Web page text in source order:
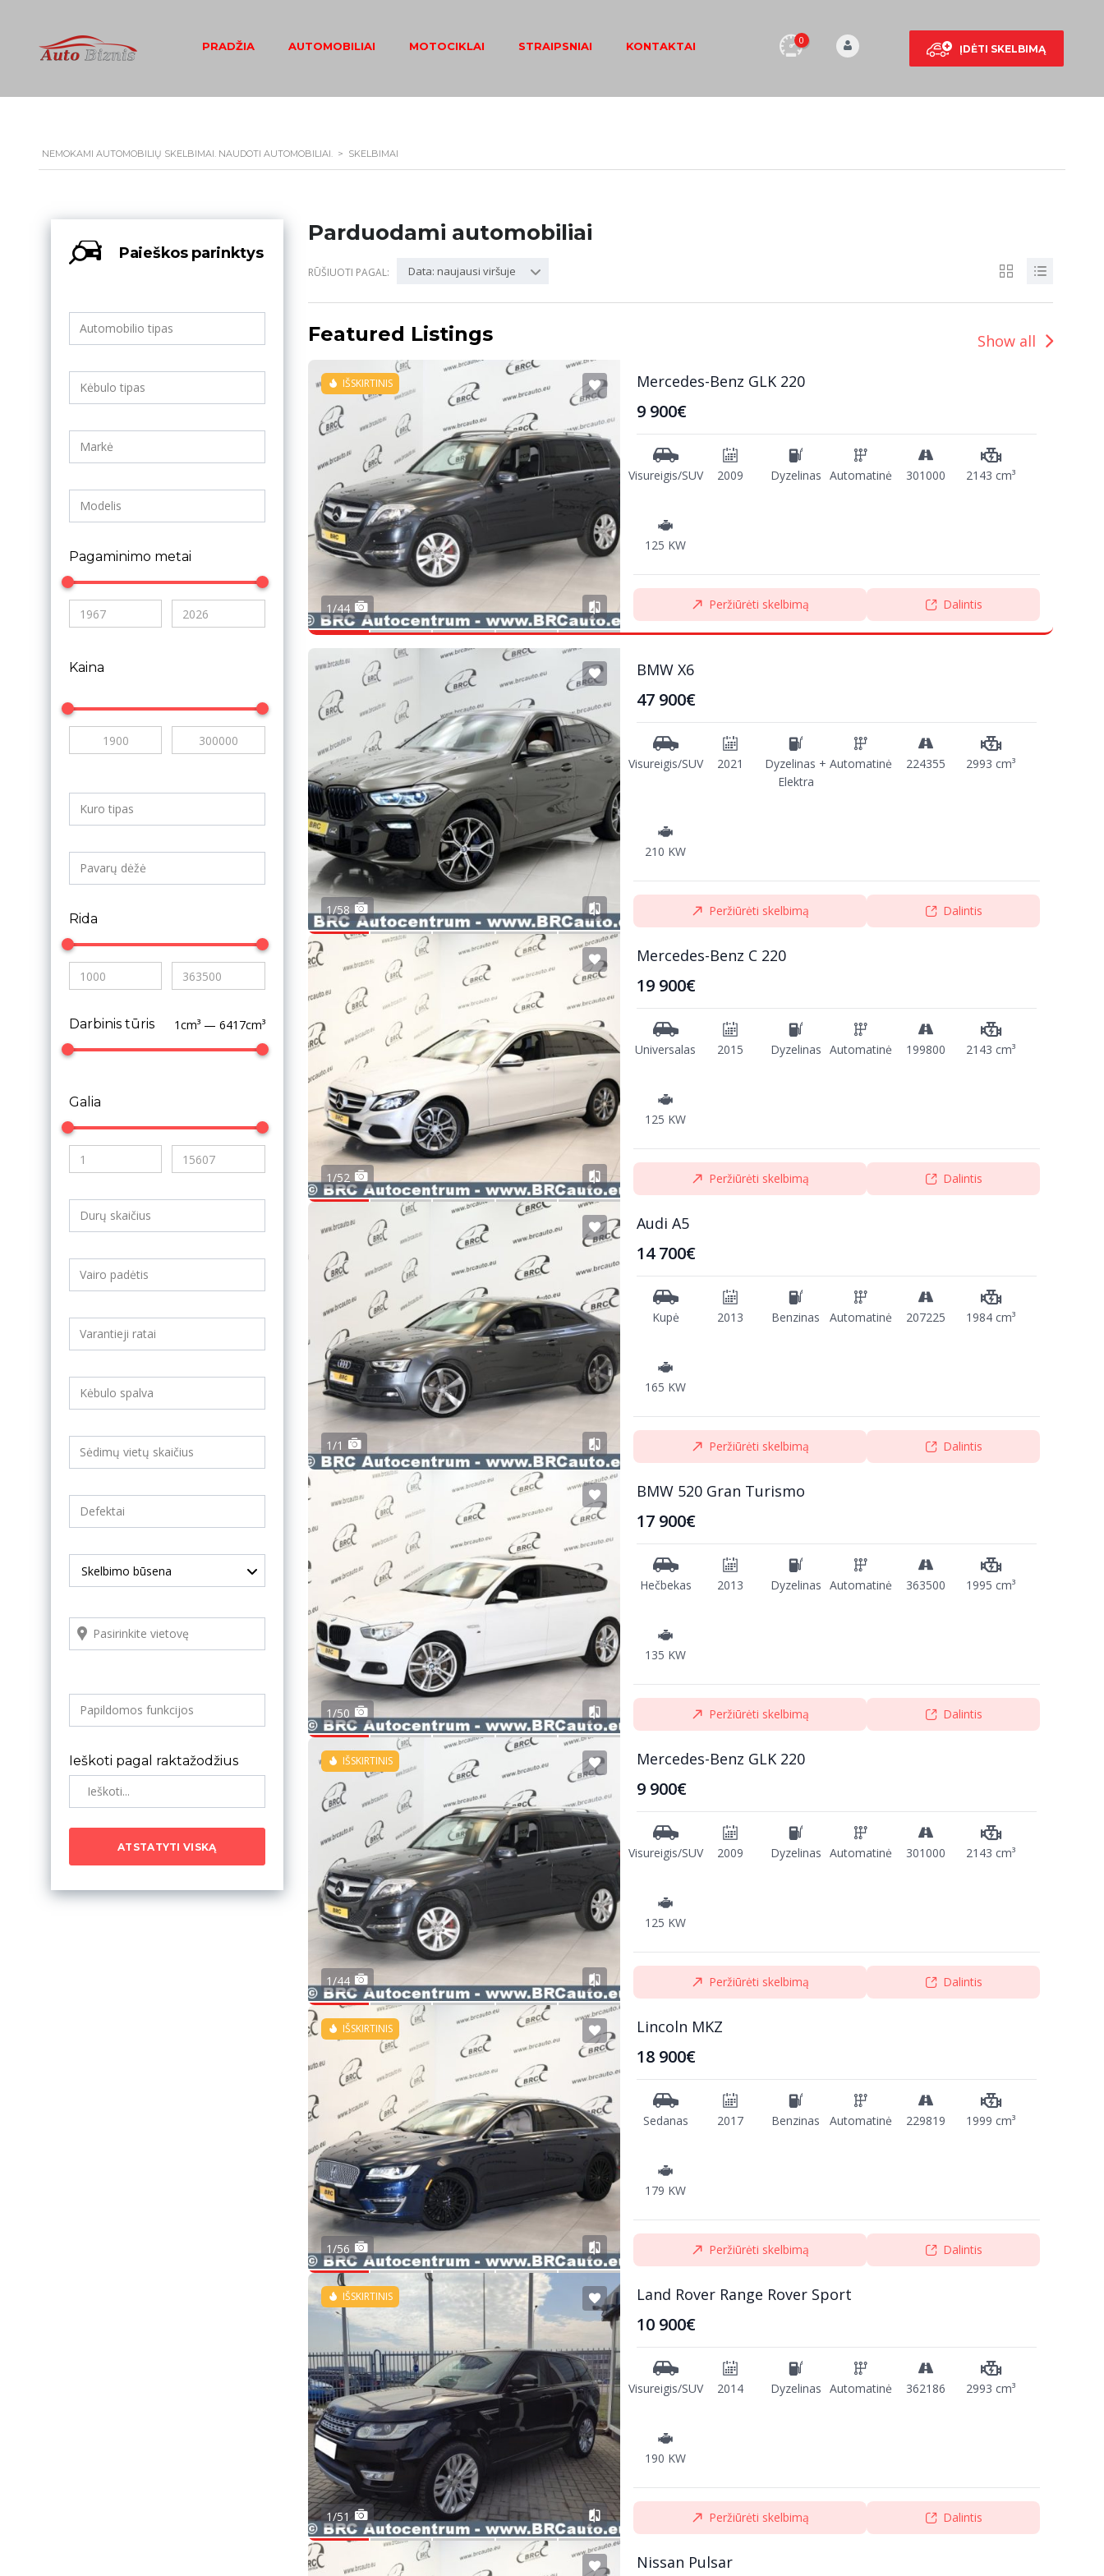
ĮDĖTI SKELBIMĄ
0
PRADŽIA AUTOMOBILIAI MOTOCIKLAI STRAIPSNIAI KONTAKTAI
NEMOKAMI AUTOMOBILIŲ SKELBIMAI. NAUDOTI AUTOMOBILIAI. > SKELBIMAI
Paieškos parinktys
Pagaminimo metai
Kaina
Rida
Darbinis tūris 1cm³ — 6417cm³
Galia
Skelbimo būsena
Ieškoti pagal raktažodžius
ATSTATYTI VISKĄ
Parduodami automobiliai
RŪŠIUOTI PAGAL: Data: naujausi viršuje
Featured Listings Show all
IŠSKIRTINIS
1/44
Mercedes-Benz GLK 220
9 900€
Visureigis/SUV 2009 Dyzelinas Automatinė 301000 2143 cm³
125 KW
Peržiūrėti skelbimą Dalintis
1/58
BMW X6
47 900€
Visureigis/SUV 2021
Dyzelinas +
Elektra
Automatinė 224355 2993 cm³
210 KW
Peržiūrėti skelbimą Dalintis
1/52
Mercedes-Benz C 220
19 900€
Universalas 2015 Dyzelinas Automatinė 199800 2143 cm³
125 KW
Peržiūrėti skelbimą Dalintis
1/1
Audi A5
14 700€
Kupė 2013 Benzinas Automatinė 207225 1984 cm³
165 KW
Peržiūrėti skelbimą Dalintis
1/50
BMW 520 Gran Turismo
17 900€
Hečbekas 2013 Dyzelinas Automatinė 363500 1995 cm³
135 KW
Peržiūrėti skelbimą Dalintis
IŠSKIRTINIS
1/44
Mercedes-Benz GLK 220
9 900€
Visureigis/SUV 2009 Dyzelinas Automatinė 301000 2143 cm³
125 KW
Peržiūrėti skelbimą Dalintis
IŠSKIRTINIS
1/56
Lincoln MKZ
18 900€
Sedanas 2017 Benzinas Automatinė 229819 1999 cm³
179 KW
Peržiūrėti skelbimą Dalintis
IŠSKIRTINIS
1/51
Land Rover Range Rover Sport
10 900€
Visureigis/SUV 2014 Dyzelinas Automatinė 362186 2993 cm³
190 KW
Peržiūrėti skelbimą Dalintis
Nissan Pulsar